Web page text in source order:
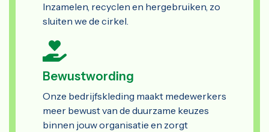
Inzamelen, recyclen en hergebruiken, zo
sluiten we de cirkel.
Bewustwording
Onze bedrijfskleding maakt medewerkers
meer bewust van de duurzame keuzes
binnen jouw organisatie en zorgt